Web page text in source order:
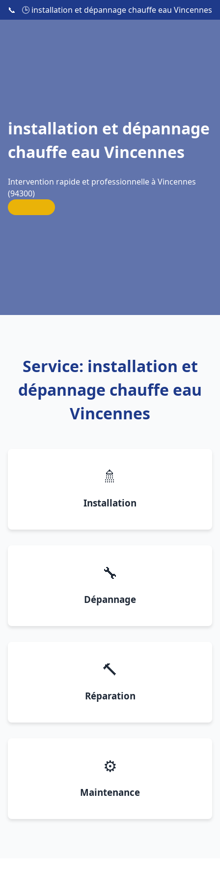
📞 🕒 installation et dépannage chauffe eau Vincennes
installation et dépannage
chauffe eau Vincennes
Intervention rapide et professionnelle à Vincennes
(94300)
Service: installation et
dépannage chauffe eau
Vincennes
🚿
Installation
🔧
Dépannage
🔨
Réparation
⚙️
Maintenance